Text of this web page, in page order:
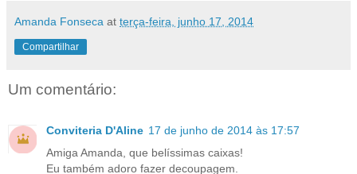
Amanda Fonseca at terça-feira, junho 17, 2014
Compartilhar
Um comentário:
Conviteria D'Aline 17 de junho de 2014 às 17:57
Amiga Amanda, que belíssimas caixas!
Eu também adoro fazer decoupagem.